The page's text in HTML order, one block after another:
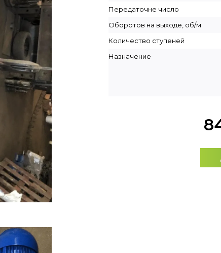
Передаточне число
Оборотов на выходе, об/м
Количество ступеней
Назначение